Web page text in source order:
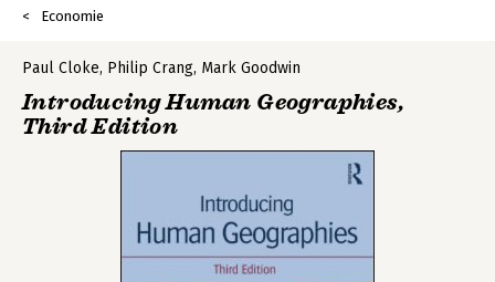
Economie
Paul Cloke, Philip Crang, Mark Goodwin
Introducing Human Geographies,
Third Edition